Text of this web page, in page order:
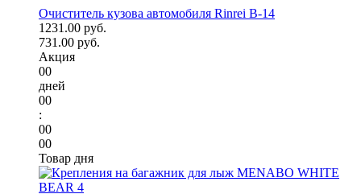
Очиститель кузова автомобиля Rinrei B-14
1231.00 руб.
731.00 руб.
Акция
00
дней
00
:
00
00
Товар дня